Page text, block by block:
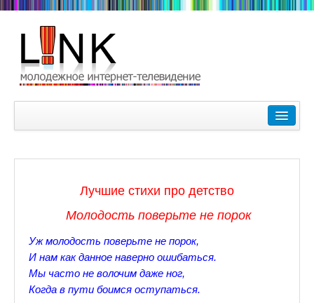
Зимние Олимпийские игры 2018. Заметки наших
Любимые фильмы Любимые актеры
Царское Село в Санкт-Петербурге
Прогулки по Царскому Селу. Зима.
Лучшие стихи про детство
Молодость поверьте не порок
Уж молодость поверьте не порок,
И нам как данное наверно ошибаться.
Мы часто не волочим даже ног,
Когда в пути боимся оступаться.